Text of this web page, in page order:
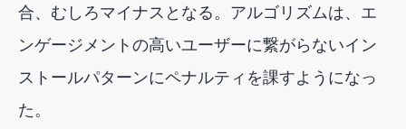
合、むしろマイナスとなる。アルゴリズムは、エ
ンゲージメントの高いユーザーに繋がらないイン
ストールパターンにペナルティを課すようになっ
た。